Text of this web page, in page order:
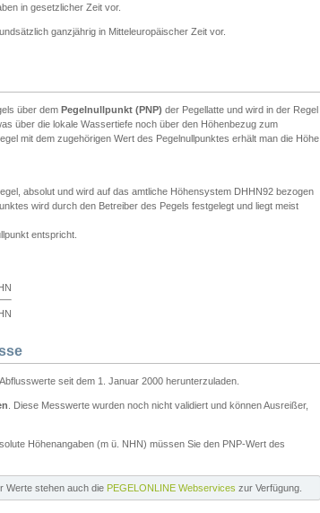
in gesetzlicher Zeit vor.
ganzjährig in Mitteleuropäischer Zeit vor.
über dem Pegelnullpunkt (PNP) der Pegellatte und wird in der Regel
über die lokale Wassertiefe noch über den Höhenbezug zum
mit dem zugehörigen Wert des Pegelnullpunktes erhält man die Höhe
absolut und wird auf das amtliche Höhensystem DHHN92 bezogen
wird durch den Betreiber des Pegels festgelegt und liegt meist
entspricht.
seit dem 1. Januar 2000 herunterzuladen.
. Diese Messwerte wurden noch nicht validiert und können Ausreißer,
Höhenangaben (m ü. NHN) müssen Sie den PNP-Wert des
Werte stehen auch die PEGELONLINE Webservices zur Verfügung.